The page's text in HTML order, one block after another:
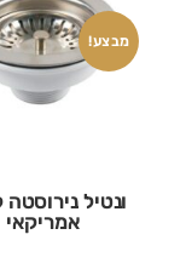
מבצע!
ונטיל נירוסטה
אמריקאי